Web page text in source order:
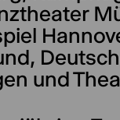
und